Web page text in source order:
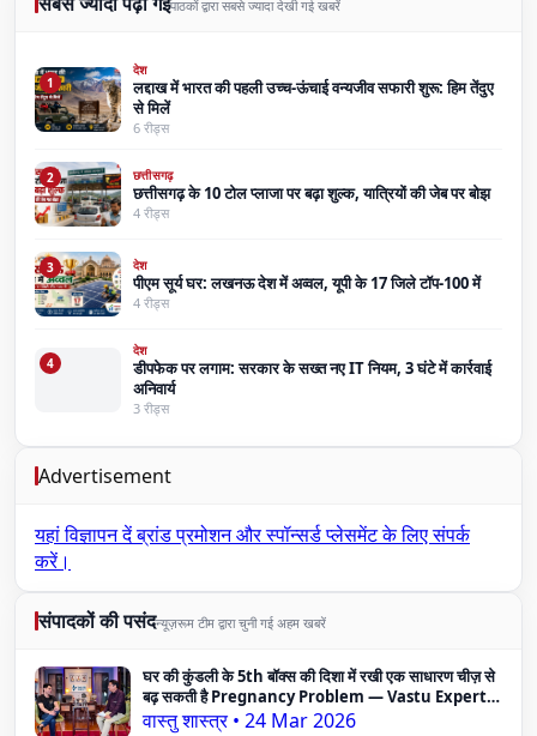
पाठकों द्वारा सबसे ज्यादा देखी गई खबरें
1
देश
लद्दाख में भारत की पहली उच्च-ऊंचाई वन्यजीव सफारी शुरू: हिम तेंदुए
से मिलें
6 रीड्स
2 छत्तीसगढ़
छत्तीसगढ़ के 10 टोल प्लाजा पर बढ़ा शुल्क, यात्रियों की जेब पर बोझ
4 रीड्स
3 देश
पीएम सूर्य घर: लखनऊ देश में अव्वल, यूपी के 17 जिले टॉप-100 में
4 रीड्स
4
देश
डीपफेक पर लगाम: सरकार के सख्त नए IT नियम, 3 घंटे में कार्रवाई
अनिवार्य
3 रीड्स
Advertisement
यहां विज्ञापन देंब्रांड प्रमोशन और स्पॉन्सर्ड प्लेसमेंट के लिए संपर्क
करें।
संपादकों की पसंदन्यूज़रूम टीम द्वारा चुनी गई अहम खबरें
घर की कुंडली के 5th बॉक्स की दिशा में रखी एक साधारण चीज़ से
बढ़ सकती है Pregnancy Problem — Vastu Expert
का दावा
वास्तु शास्त्र • 24 Mar 2026